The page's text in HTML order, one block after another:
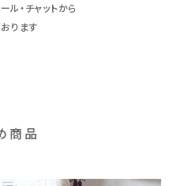
ル・チャットから
ります
商品